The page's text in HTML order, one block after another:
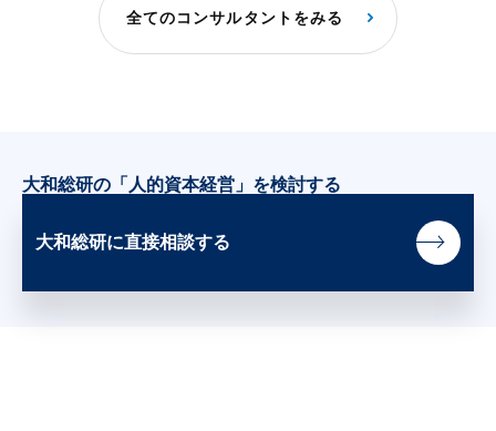
全てのコンサルタントをみる
大和総研の「人的資本経営」を検討する
大和総研に直接相談する